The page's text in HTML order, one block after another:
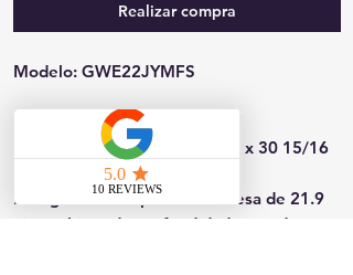
Realizar compra
Modelo: GWE22JYMFS
Dimensiones (Ancho x Alto x
Profundidad): 35 3/4 x 69 3/4 x 30 15/16
Refrigerador de puerta francesa de 21.9
pies cúbicos de profundidad estándar con